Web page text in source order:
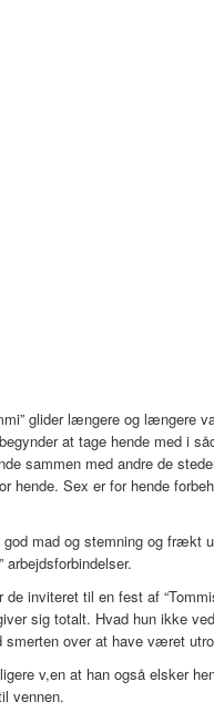
glider længere og længere
at tage hende med i
sammen med andre de
hende. Sex er for hende
god mad og stemning og
inviteret til en fest af
sig totalt. Hvad hun ikke
smerten over at have været
v,en at han også elsker
vennen.